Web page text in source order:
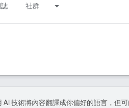
社群
AI 技術將內容翻譯成你偏好的語言，但可